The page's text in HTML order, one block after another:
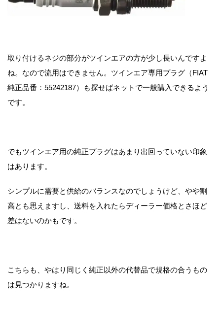
取り付けるネジの部分がツインエアの方が少し長いんですよ
ね。なので流用はできません。ツインエア専用プラグ（FIAT
純正品番：55242187）も探せばネットで一般購入できるよう
です。
でもツインエア用の純正プラグはあまり出回っていない印象
はあります。
シンプルに需要と供給のバランスなのでしょうけど、やや割
高とも思えますし、送料を入れたらディーラー価格とさほど
差はないのかもです。
こちらも、やはり同じく純正以外の代替品で規格の合うもの
は見つかりますね。